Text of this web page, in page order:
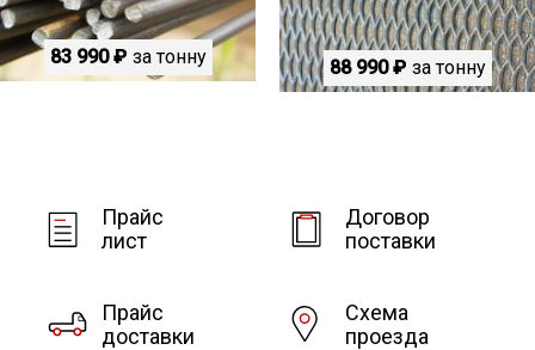
83 990 ₽ за тонну 88 990 ₽ за тонну
Прайс
лист
Договор
поставки
Прайс
доставки
Схема
проезда